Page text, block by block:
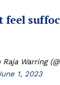
feel
Warring
1, 2023